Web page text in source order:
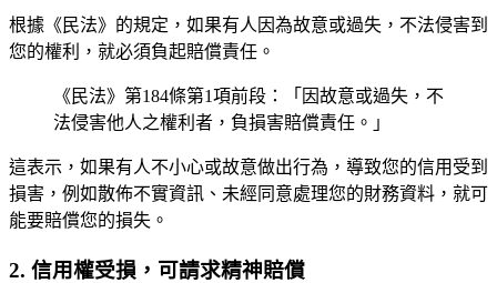
根據《民法》的規定，如果有人因為故意或過失，不法侵害到
您的權利，就必須負起賠償責任。
《民法》第184條第1項前段：「因故意或過失，不
法侵害他人之權利者，負損害賠償責任。」
這表示，如果有人不小心或故意做出行為，導致您的信用受到
損害，例如散佈不實資訊、未經同意處理您的財務資料，就可
能要賠償您的損失。
2. 信用權受損，可請求精神賠償